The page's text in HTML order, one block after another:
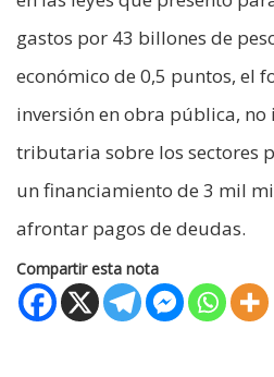
gastos por 43 billones de
económico de 0,5 puntos, el
inversión en obra pública, no
tributaria sobre los sectores
un financiamiento de 3 mil
afrontar pagos de deudas.
Compartir esta nota